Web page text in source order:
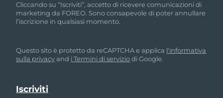
Cliccando su “Iscriviti”, accetto di ricevere comunicazioni di
marketing da FOREO. Sono consapevole di poter annullare
l’iscrizione in qualsiasi momento.
Questo sito è protetto da reCAPTCHA e applica l'informativa
sulla privacyand i Termini di serviziodi Google.